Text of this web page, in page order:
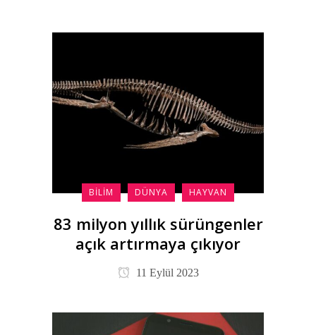
BILIM DÜNYA HAYVAN
83 milyon yıllık sürüngenler
açık artırmaya çıkıyor
11 Eylül 2023